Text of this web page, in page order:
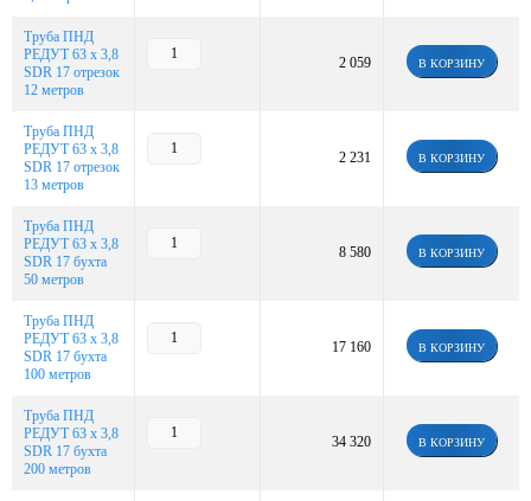
Труба ПНД
РЕДУТ 63 х 3,8
SDR 17 отрезок
12 метров
2 059 В КОРЗИНУ
Труба ПНД
РЕДУТ 63 х 3,8
SDR 17 отрезок
13 метров
2 231 В КОРЗИНУ
Труба ПНД
РЕДУТ 63 х 3,8
SDR 17 бухта
50 метров
8 580 В КОРЗИНУ
Труба ПНД
РЕДУТ 63 х 3,8
SDR 17 бухта
100 метров
17 160 В КОРЗИНУ
Труба ПНД
РЕДУТ 63 х 3,8
SDR 17 бухта
200 метров
34 320 В КОРЗИНУ